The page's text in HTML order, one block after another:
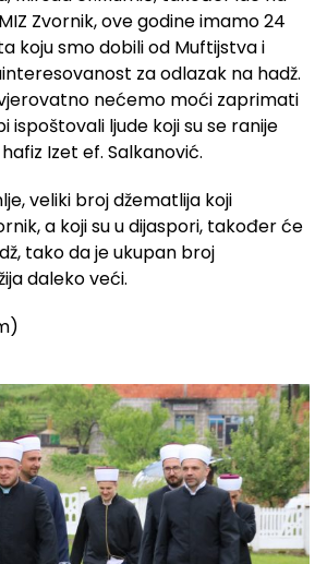
Zvornik, ove godine imamo 24
koju smo dobili od Muftijstva i
za odlazak na hadž.
nećemo moći zaprimati
ispoštovali ljude koji su se ranije
Izet ef. Salkanović.
veliki broj džematlija koji
a koji su u dijaspori, također će
tako da je ukupan broj
daleko veći.